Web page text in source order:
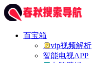
百宝箱
vip视频解析
智能电视APP